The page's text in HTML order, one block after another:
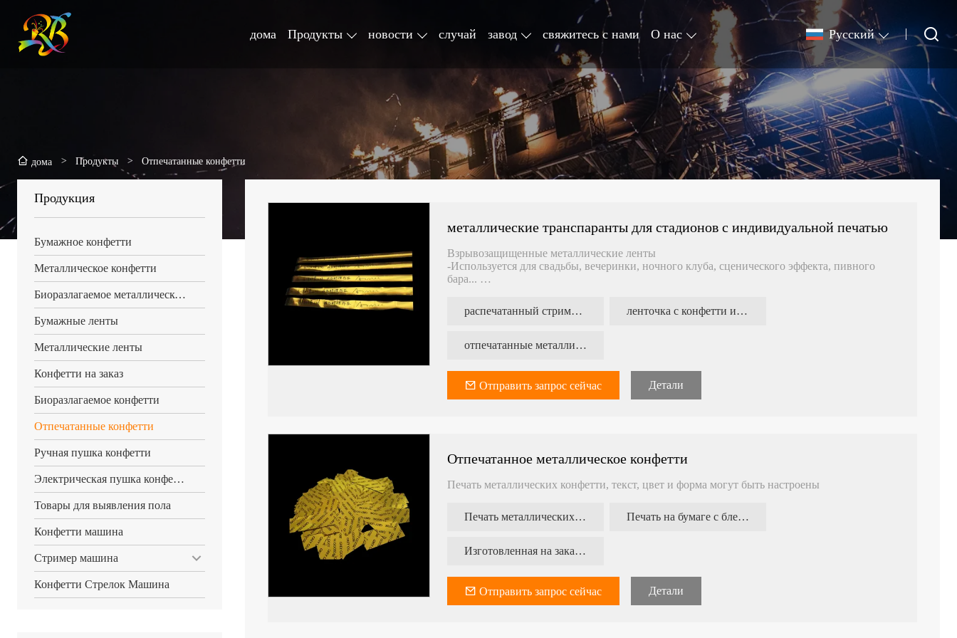
дома Продукты новости случай завод свяжитесь с нами О нас Pусский
дома > Продукты > Отпечатанные конфетти
Продукция
Бумажное конфетти
Металлическое конфетти
Биоразлагаемое металлическое конфетти
Бумажные ленты
Металлические ленты
Конфетти на заказ
Биоразлагаемое конфетти
Отпечатанные конфетти
Ручная пушка конфетти
Электрическая пушка конфетти
Товары для выявления пола
Конфетти машина
Стример машина
Конфетти Стрелок Машина
металлические транспаранты для стадионов с индивидуальной печатью
Взрывозащищенные металлические ленты
-Используется для свадьбы, вечеринки, ночного клуба, сценического эффекта, пивного
бара...
распечатанный стример конфетти
ленточка с конфетти из печатной бумаги
отпечатанные металлические стримеры
Отправить запрос сейчас Детали
Отпечатанное металлическое конфетти
Печать металлических конфетти, текст, цвет и форма могут быть настроены
Печать металлических конфетти Печать на бумаге с блестками
Изготовленная на заказ бумага с блестками
Отправить запрос сейчас Детали